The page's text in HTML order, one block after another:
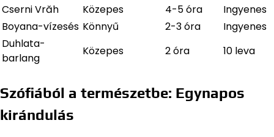
Cserni Vrăh
Közepes 4-5 óra
Ingyenes
Boyana-vízesés Könnyű 2-3 óra
Ingyenes
Duhlata-
barlang
Közepes 2 óra 10 leva
Szófiából a természetbe: Egynapos
kirándulás